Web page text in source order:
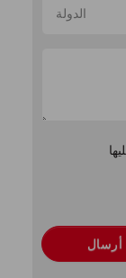
الدولة
أرسال